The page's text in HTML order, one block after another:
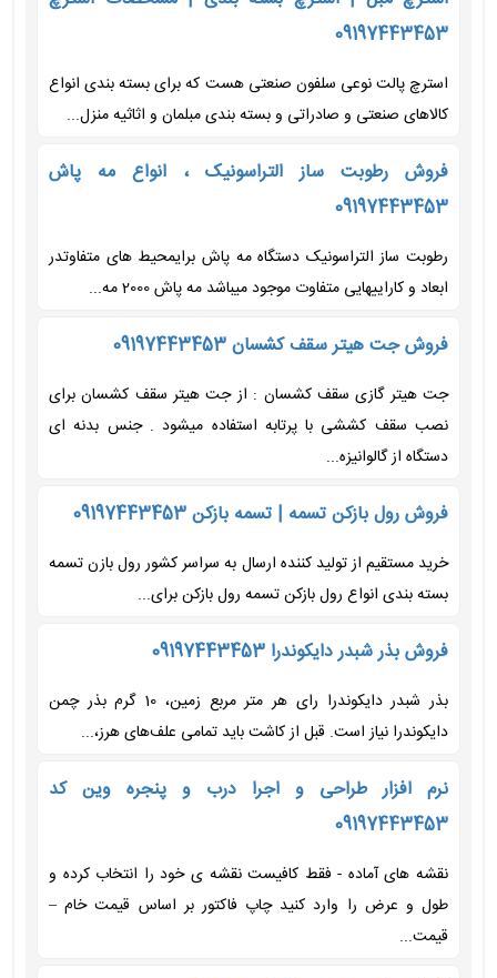
09197443453
استرچ پالت نوعی سلفون صنعتی هست که برای بسته بندی انواع
کالاهای صنعتی و صادراتی و بسته بندی مبلمان و اثاثیه منزل...
فروش رطوبت ساز التراسونیک ، انواع مه پاش
09197443453
رطوبت ساز التراسونیک دستگاه مه پاش برایمحیط های متفاوتدر
ابعاد و کاراییهایی متفاوت موجود میباشد مه پاش 2000 مه...
فروش جت هیتر سقف کشسان 09197443453
جت هیتر گازی سقف کشسان : از جت هیتر سقف کشسان برای
نصب سقف کششی با پرتابه استفاده میشود . جنس بدنه ای
دستگاه از گالوانیزه...
فروش رول بازکن تسمه | تسمه بازکن 09197443453
خرید مستقیم از تولید کننده ارسال به سراسر کشور رول بازن تسمه
بسته بندی انواع رول بازکن تسمه رول بازکن برای...
فروش بذر شبدر دایکوندرا 09197443453
بذر شبدر دایکوندرا رای هر متر مربع زمین، 10 گرم بذر چمن
دایکوندرا نیاز است. قبل از کاشت باید تمامی علف‌های هرز،...
نرم افزار طراحی و اجرا درب و پنجره وین کد
09197443453
نقشه های آماده - فقط کافیست نقشه ی خود را انتخاب کرده و
طول و عرض را وارد کنید چاپ فاکتور بر اساس قیمت خام –
قیمت...